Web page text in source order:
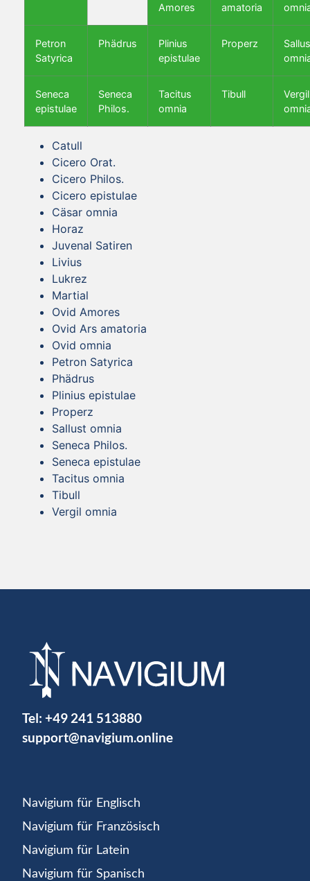
Amores
amatoria
Petron
Satyrica
Phädrus
Plinius
epistulae
Properz
Seneca
epistulae
Seneca
Philos.
Tacitus
omnia
Tibull
Vergil
Catull
Cicero Orat.
Cicero Philos.
Cicero epistulae
Cäsar omnia
Horaz
Juvenal Satiren
Livius
Lukrez
Martial
Ovid Amores
Ovid Ars amatoria
Ovid omnia
Petron Satyrica
Phädrus
Plinius epistulae
Properz
Sallust omnia
Seneca Philos.
Seneca epistulae
Tacitus omnia
Tibull
Vergil omnia
Tel: +49 241 513880
support@navigium.online
Navigium für Englisch
Navigium für Französisch
Navigium für Latein
Navigium für Spanisch